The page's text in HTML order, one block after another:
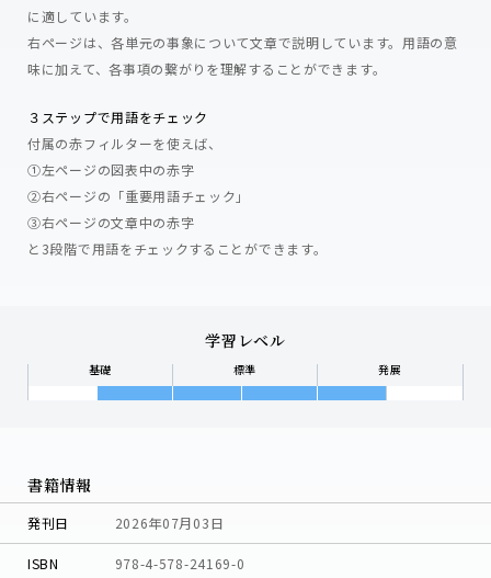
に適しています。
右ページは、各単元の事象について文章で説明しています。用語の意
味に加えて、各事項の繋がりを理解することができます。
３ステップで用語をチェック
付属の赤フィルターを使えば、
①左ページの図表中の赤字
②右ページの「重要用語チェック」
③右ページの文章中の赤字
と3段階で用語をチェックすることができます。
学習レベル
基礎 標準 発展
書籍情報
発刊日 2026年07月03日
ISBN 978-4-578-24169-0